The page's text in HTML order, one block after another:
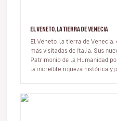
EL VENETO, LA TIERRA DE VENECIA
El Véneto, la tierra de Venecia,
más visitadas de Italia. Sus
Patrimonio de la Humanidad
la increíble riqueza histórica y